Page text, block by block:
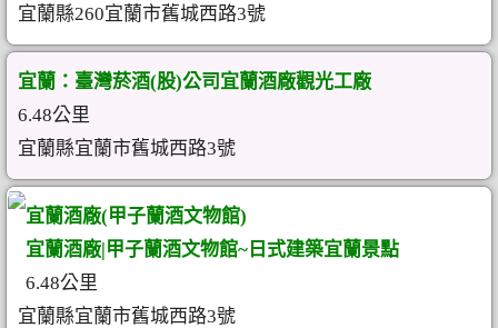
宜蘭縣260宜蘭市舊城西路3號
宜蘭：臺灣菸酒(股)公司宜蘭酒廠觀光工廠
6.48公里
宜蘭縣宜蘭市舊城西路3號
宜蘭酒廠(甲子蘭酒文物館)
宜蘭酒廠|甲子蘭酒文物館~日式建築宜蘭景點
6.48公里
宜蘭縣宜蘭市舊城西路3號